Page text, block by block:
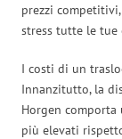
prezzi
stress tutte le tue
I costi di un
Innanzitutto, la
Horgen
più elevati